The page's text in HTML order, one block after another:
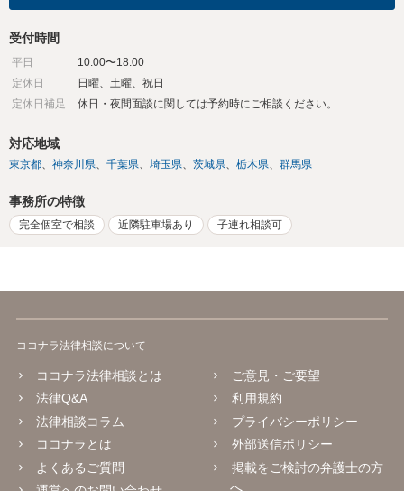
受付時間
平日
10:00〜18:00
定休日
日曜、土曜、祝日
定休日補足
休日・夜間面談に関しては予約時にご相談ください。
対応地域
東京都 神奈川県 千葉県 埼玉県 茨城県 栃木県 群馬県
事務所の特徴
完全個室で相談 近隣駐車場あり 子連れ相談可
ココナラ法律相談について
ココナラ法律相談とは
法律Q&A
法律相談コラム
ココナラとは
よくあるご質問
ご意見・ご要望
利用規約
プライバシーポリシー
外部送信ポリシー
掲載をご検討の弁護士の方
へ